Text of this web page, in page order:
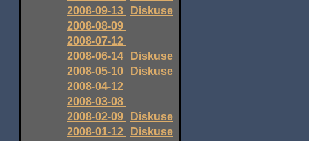
2008-09-13
Diskuse
2008-08-09
2008-07-12
2008-06-14
Diskuse
2008-05-10
Diskuse
2008-04-12
2008-03-08
2008-02-09
Diskuse
2008-01-12
Diskuse